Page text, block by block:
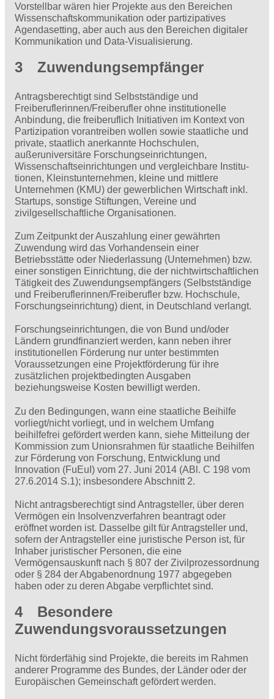
Vorstellbar wären hier Projekte aus den Bereichen
Wissenschaftskommunikation oder partizipatives
Agendasetting, aber auch aus den Bereichen digitaler
Kommunikation und Data-Visualisierung.
3 Zuwendungsempfänger
Antragsberechtigt sind Selbstständige und
Freiberuflerinnen/Freiberufler ohne institutionelle
Anbindung, die freiberuflich Initiativen im Kontext von
Partizipation vorantreiben wollen sowie staatliche und
private, staatlich anerkannte Hochschulen,
außeruniversitäre Forschungseinrichtungen,
Wissenschaftseinrichtungen und vergleichbare Institu­
tionen, Kleinstunternehmen, kleine und mittlere
Unternehmen (KMU) der gewerblichen Wirtschaft inkl.
Startups, sonstige Stiftungen, Vereine und
zivilgesellschaftliche Organisationen.
Zum Zeitpunkt der Auszahlung einer gewährten
Zuwendung wird das Vorhandensein einer
Betriebsstätte oder Niederlassung (Unternehmen) bzw.
einer sonstigen Einrichtung, die der nichtwirtschaftlichen
Tätigkeit des Zuwendungsempfängers (Selbstständige
und Freiberuflerinnen/Freiberufler bzw. Hochschule,
Forschungseinrichtung) dient, in Deutschland verlangt.
Forschungseinrichtungen, die von Bund und/oder
Ländern grundfinanziert werden, kann neben ihrer
institutionellen Förderung nur unter bestimmten
Voraussetzungen eine Projektförderung für ihre
zusätzlichen projektbedingten Ausgaben
beziehungsweise Kosten bewilligt werden.
Zu den Bedingungen, wann eine staatliche Beihilfe
vorliegt/nicht vorliegt, und in welchem Umfang
beihilfefrei gefördert werden kann, siehe Mitteilung der
Kommission zum Unionsrahmen für staatliche Beihilfen
zur Förderung von Forschung, Entwicklung und
Innovation (FuEuI) vom 27. Juni 2014 (ABl. C 198 vom
27.6.2014 S.1); insbesondere Abschnitt 2.
Nicht antragsberechtigt sind Antragsteller, über deren
Vermögen ein Insolvenzverfahren beantragt oder
eröffnet worden ist. Dasselbe gilt für Antragsteller und,
sofern der Antragsteller eine juristische Person ist, für
Inhaber juristischer Personen, die eine
Vermögensauskunft nach § 807 der Zivilprozessordnung
oder § 284 der Abgabenordnung 1977 abgegeben
haben oder zu deren Abgabe verpflichtet sind.
4 Besondere
Zuwendungsvoraussetzungen
Nicht förderfähig sind Projekte, die bereits im Rahmen
anderer Programme des Bundes, der Länder oder der
Europäischen Gemeinschaft gefördert werden.